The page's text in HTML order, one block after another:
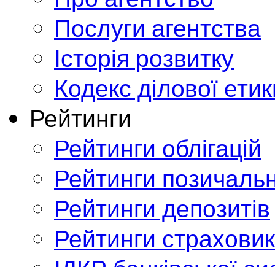
Послуги агентства
Історія розвитку
Кодекс ділової
Рейтинги
Рейтинги облігацій
Рейтинги
Рейтинги депозитів
Рейтинги